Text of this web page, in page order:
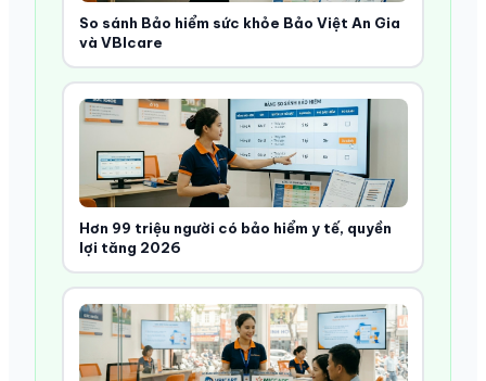
So sánh Bảo hiểm sức khỏe Bảo Việt An Gia
và VBIcare
Hơn 99 triệu người có bảo hiểm y tế, quyền
lợi tăng 2026